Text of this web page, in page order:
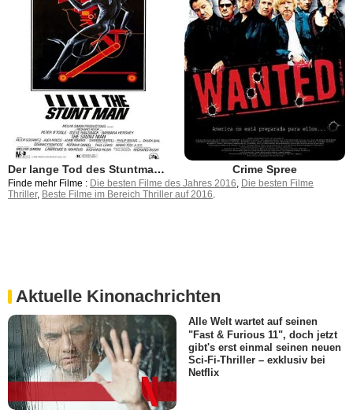
Der lange Tod des Stuntman Cameron Crime Spree
Finde mehr Filme : Die besten Filme des Jahres 2016, Die besten Filme
Thriller, Beste Filme im Bereich Thriller auf 2016.
Aktuelle Kinonachrichten
Alle Welt wartet auf seinen
"Fast & Furious 11", doch jetzt
gibt's erst einmal seinen neuen
Sci-Fi-Thriller – exklusiv bei
Netflix